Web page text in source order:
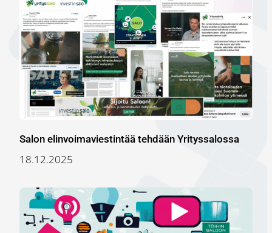
Salon elinvoimaviestintää tehdään Yrityssalossa
18.12.2025